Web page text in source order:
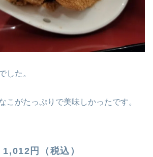
した。
こがたっぷりで美味しかったです。
円（税込）